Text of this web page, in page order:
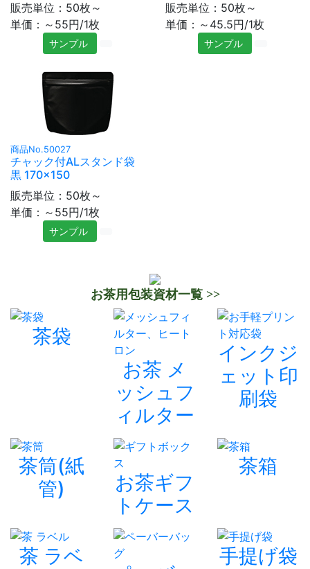
販売単位：50枚～
単価：～55円/1枚
サンプル
販売単位：50枚～
単価：～45.5円/1枚
サンプル
商品No.50027
チャック付ALスタンド袋
黒 170×150
販売単位：50枚～
単価：～55円/1枚
サンプル
お茶用包装資材一覧 >>
茶袋
お茶 メ
ッシュフ
ィルター
インクジ
ェット印
刷袋
茶筒(紙
管)
お茶ギフ
トケース
茶箱
茶 ラベ
手提げ袋